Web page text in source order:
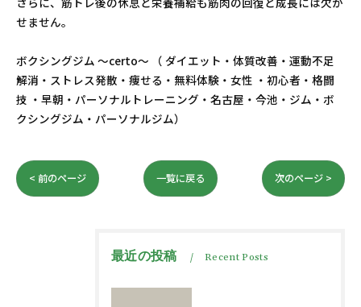
せません。
ボクシングジム ～certo～ （ ダイエット・体質改善・運動不足
解消・ストレス発散・痩せる・無料体験・女性 ・初心者・格闘
技 ・早朝・パーソナルトレーニング・名古屋・今池・ジム・ボ
クシングジム・パーソナルジム）
< 前のページ 一覧に戻る 次のページ >
最近の投稿 Recent Posts